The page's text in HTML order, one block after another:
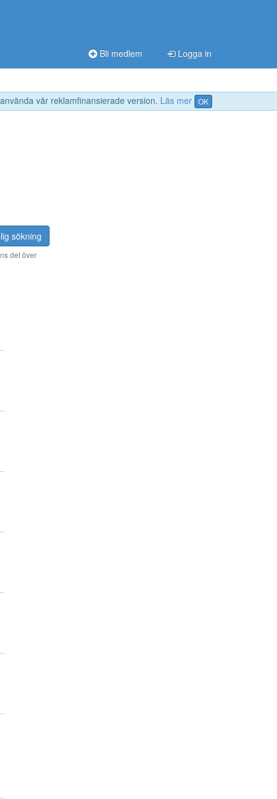
vår reklamfinansierade version. Läs mer OK
Bli medlem Logga in
sökning
det över